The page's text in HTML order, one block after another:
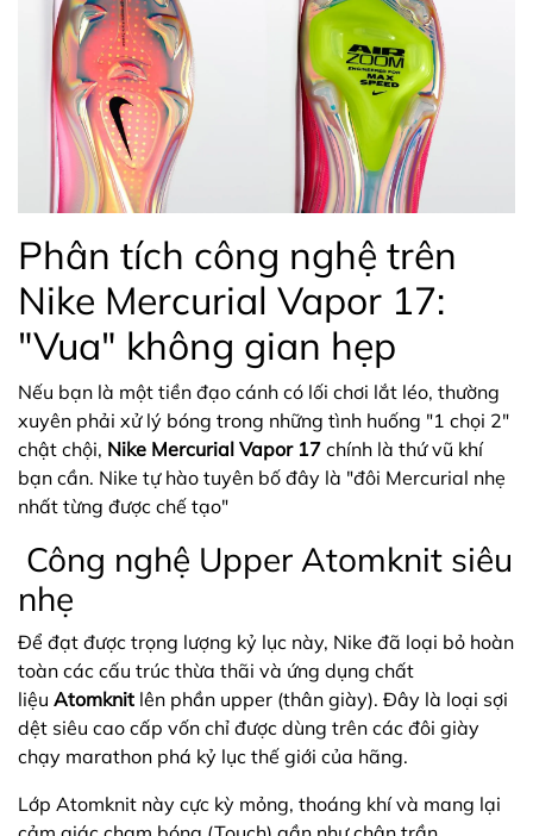
Phân tích công nghệ trên
Nike Mercurial Vapor 17:
"Vua" không gian hẹp
Nếu bạn là một tiền đạo cánh có lối chơi lắt léo, thường
xuyên phải xử lý bóng trong những tình huống "1 chọi 2"
chật chội, Nike Mercurial Vapor 17 chính là thứ vũ khí
bạn cần. Nike tự hào tuyên bố đây là "đôi Mercurial nhẹ
nhất từng được chế tạo"
Công nghệ Upper Atomknit siêu
nhẹ
Để đạt được trọng lượng kỷ lục này, Nike đã loại bỏ hoàn
toàn các cấu trúc thừa thãi và ứng dụng chất
liệu Atomknit lên phần upper (thân giày). Đây là loại sợi
dệt siêu cao cấp vốn chỉ được dùng trên các đôi giày
chạy marathon phá kỷ lục thế giới của hãng.
Lớp Atomknit này cực kỳ mỏng, thoáng khí và mang lại